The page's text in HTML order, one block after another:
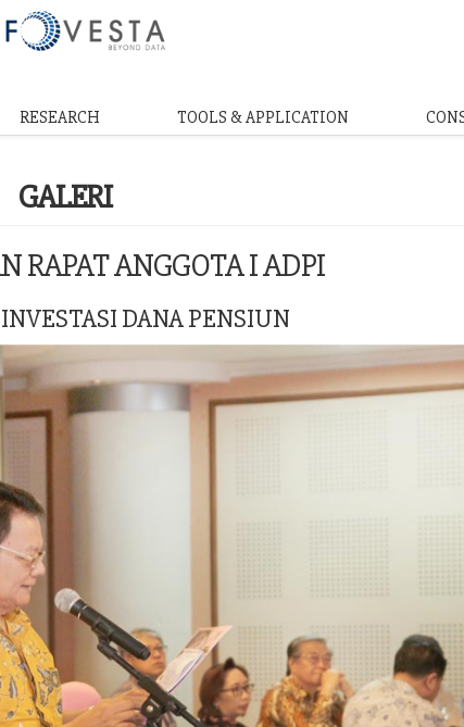
RESEARCH TOOLS & APPLICATION
GALERI
RAPAT ANGGOTA I ADPI
DANA PENSIUN